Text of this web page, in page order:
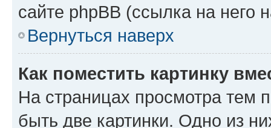
сайте phpBB (ссылка на него
Вернуться наверх
Как поместить картинку
На страницах просмотра тем
быть две картинки. Одно из